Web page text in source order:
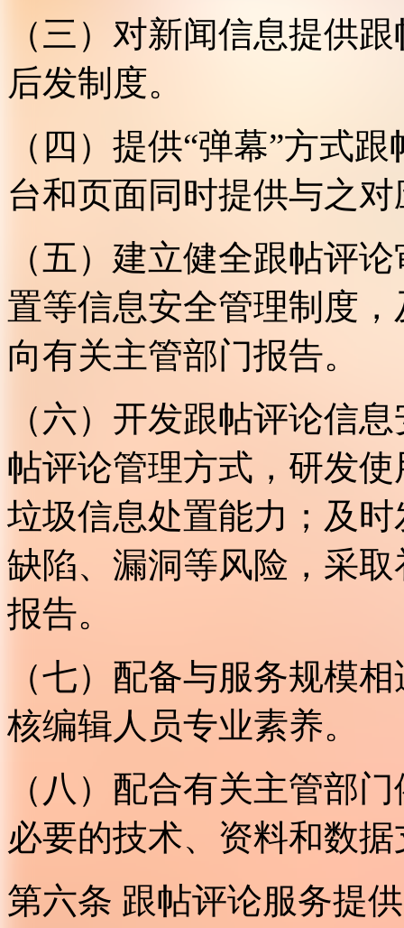
（三）对新闻信息提供
后发制度。
（四）提供“弹幕”方式
台和页面同时提供与之
（五）建立健全跟帖评
置等信息安全管理制度
向有关主管部门报告。
（六）开发跟帖评论信
帖评论管理方式，研发
垃圾信息处置能力；及
缺陷、漏洞等风险，采
报告。
（七）配备与服务规模
核编辑人员专业素养。
（八）配合有关主管部
必要的技术、资料和数
第六条 跟帖评论服务提